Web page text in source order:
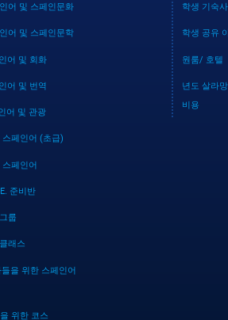
어 및 스페인문화
어 및 스페인문학
어 및 회화
어 및 번역
어 및 관광
스페인어 (초급)
스페인어
준비반
룹
래스
을 위한 스페인어
위한 코스
학생 기숙사
학생 공유
원룸/ 호텔
년도 살라
비용